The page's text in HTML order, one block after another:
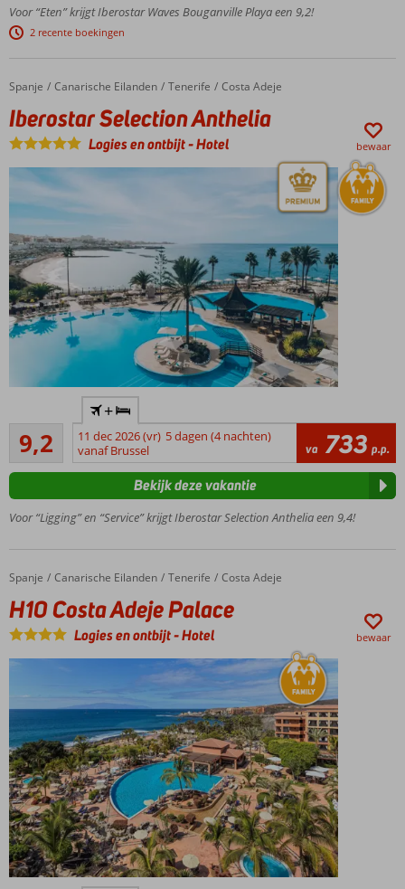
ook met
live
cooking
Veel
waterpret
Camp
voor de
kids
En Star
Prestige
kamers voor
volwassenen
Halfpension
of All
Inclusive
ook
mogelijk
Voor “Eten” krijgt Iberostar Waves Bouganville Playa een 9,2!
2 recente boekingen
Home
Spanje Canarische Eilanden Tenerife Costa Adeje
Iberostar Selection Anthelia
Iberostar Selection Anthelia
Logies en ontbijt-Hotel bewaar
Accommodatie met een
GSTC erkend
duurzaamheidscertificaat
Op
loopafstand
en centrum
(kinder-)zwembaden
Uitgebreid
voor jong en oud
Halfpension
mogelijk
9,2Uitstekend
29
beoordelingen
+
11 dec 2026 (vr) 5 dagen (4 nachten)
vanaf Brussel
va 733 p.p.
Voor “Ligging” en “Service” krijgt Iberostar Selection Anthelia een 9,4!
Bekijk deze vakantie
Home
Spanje Canarische Eilanden Tenerife Costa Adeje
H10 Costa Adeje Palace
H10 Costa Adeje Palace
Logies en ontbijt-Hotel bewaar